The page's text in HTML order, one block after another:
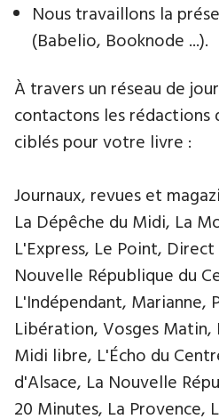
Nous travaillons la
(Babelio, Booknode ...).
À travers un réseau de
contactons les rédactions
ciblés pour votre livre :
Journaux, revues et
La Dépêche du Midi, La
L'Express, Le Point,
Nouvelle République du
L'Indépendant, Marianne,
Libération, Vosges Matin,
Midi libre, L'Écho du
d'Alsace, La Nouvelle
20 Minutes, La Provence,